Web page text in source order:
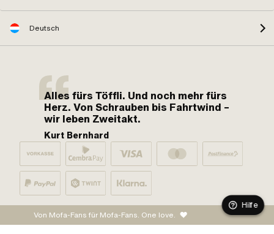
Deutsch
Alles fürs Töffli. Und noch mehr fürs
Herz. Von Schrauben bis Fahrtwind –
wir leben Zweitakt.
Kurt Bernhard
Von Mofa-Fans für Mofa-Fans. One love.
Hilfe